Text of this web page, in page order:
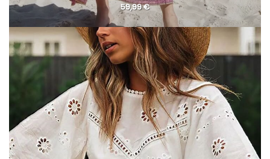
59,99€